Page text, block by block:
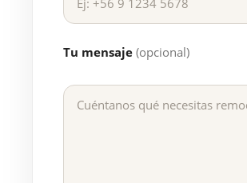
Tu mensaje (opcional)